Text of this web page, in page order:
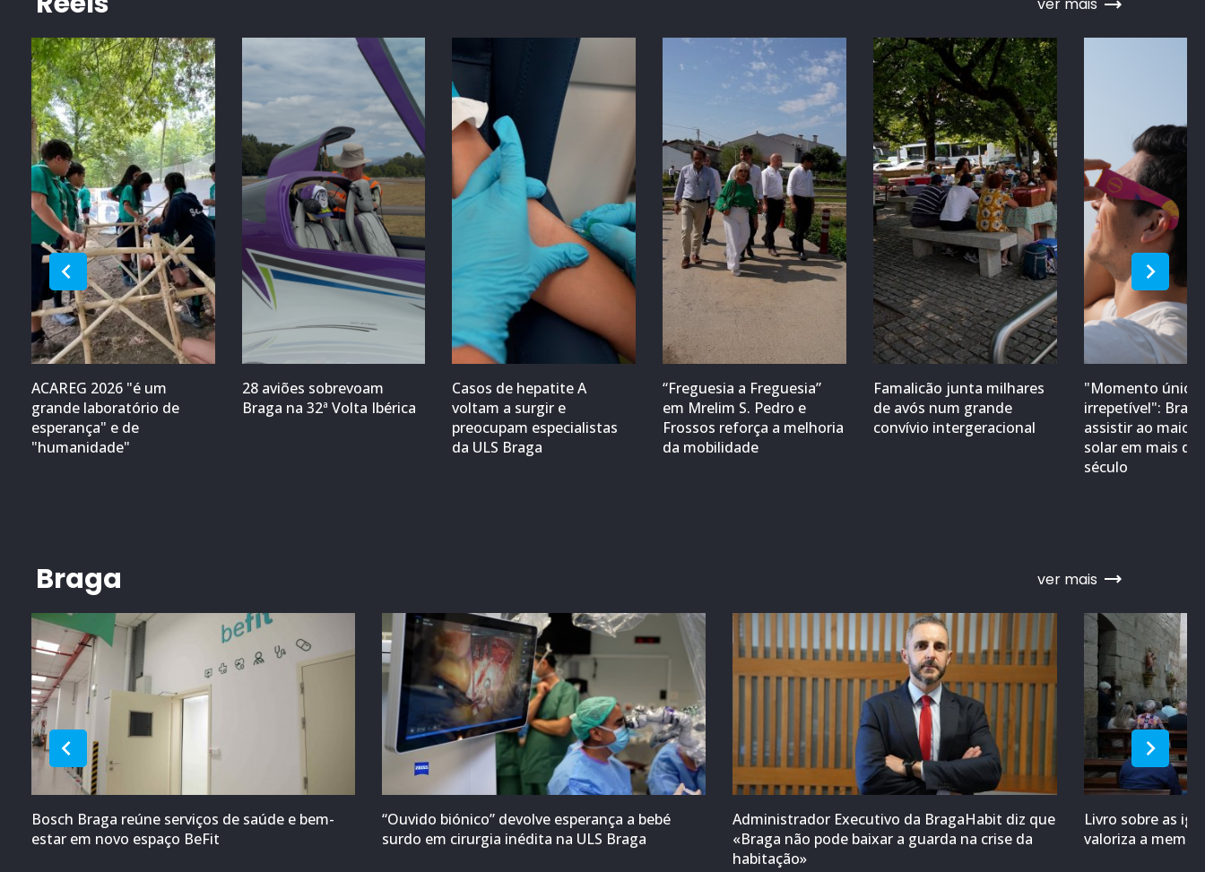
ACAREG 2026 "é um
grande laboratório de
esperança" e de
"humanidade"
28 aviões sobrevoam
Braga na 32ª Volta Ibérica
Casos de hepatite A
voltam a surgir e
preocupam especialistas
da ULS Braga
“Freguesia a Freguesia”
em Mrelim S. Pedro e
Frossos reforça a melhoria
da mobilidade
Famalicão junta milhares
de avós num grande
convívio intergeracional
"Momento único
irrepetível":
assistir ao maior
solar em mais de
século
Braga ver mais
Bosch Braga reúne serviços de saúde e bem-
estar em novo espaço BeFit
“Ouvido biónico” devolve esperança a bebé
surdo em cirurgia inédita na ULS Braga
Administrador Executivo da BragaHabit diz que
«Braga não pode baixar a guarda na crise da
habitação»
Livro sobre as
valoriza a